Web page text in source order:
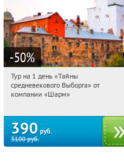
-50%
00:52:11
Достоевская
Тур на 1 день «Тайны
средневекового Выборга» от
компании «Шарм»
390 руб.
3100руб.